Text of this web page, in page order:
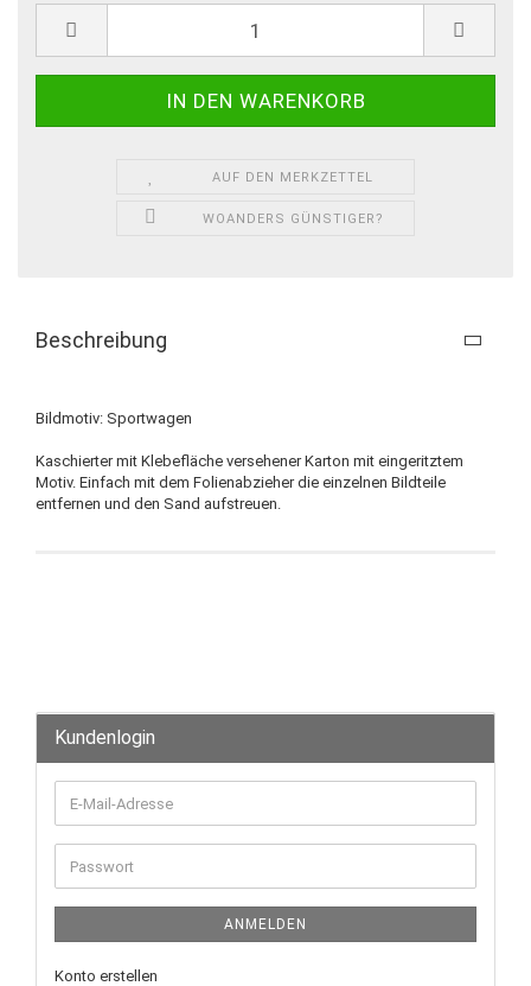
AUF DEN MERKZETTEL
WOANDERS GÜNSTIGER?
Beschreibung
Bildmotiv: Sportwagen
Kaschierter mit Klebefläche versehener Karton mit eingeritztem
Motiv. Einfach mit dem Folienabzieher die einzelnen Bildteile
entfernen und den Sand aufstreuen.
Kundenlogin
ANMELDEN
Konto erstellen